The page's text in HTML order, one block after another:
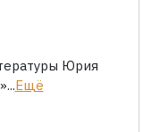
Юрия
Ещё